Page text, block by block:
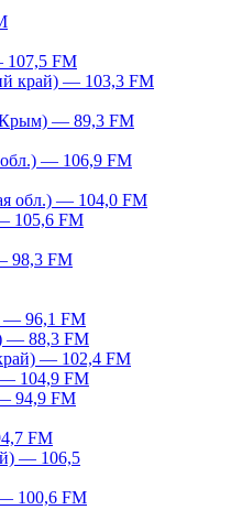
107,5 FM
край) — 103,3 FM
Крым) — 89,3 FM
обл.) — 106,9 FM
обл.) — 104,0 FM
105,6 FM
98,3 FM
— 96,1 FM
— 88,3 FM
— 102,4 FM
— 104,9 FM
94,9 FM
FM
— 106,5
100,6 FM